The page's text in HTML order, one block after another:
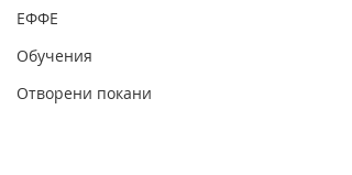
ЕФФЕ
Обучения
Отворени покани